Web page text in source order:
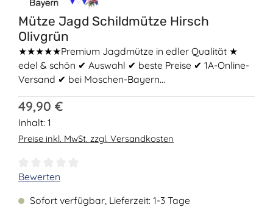
Mütze Jagd Schildmütze Hirsch
Olivgrün
★★★★★Premium Jagdmütze in edler Qualität ★
edel & schön ✔ Auswahl ✔ beste Preise ✔ 1A-Online-
Versand ✔ bei Moschen-Bayern...
Regulärer Preis:
49,90 €
Inhalt: 1
Preise inkl. MwSt. zzgl. Versandkosten
Durchschnittliche Bewertung von 0 von 5 Sternen
Bewerten
Sofort verfügbar, Lieferzeit: 1-3 Tage